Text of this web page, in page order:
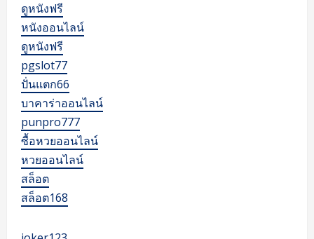
ดูหนังฟรี
หนังออนไลน์
ดูหนังฟรี
pgslot77
ปั่นแตก66
บาคาร่าออนไลน์
punpro777
ซื้อหวยออนไลน์
หวยออนไลน์
สล็อต
สล็อต168